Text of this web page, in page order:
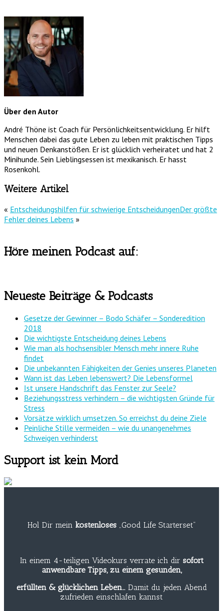
Über den Autor
André Thöne ist Coach für Persönlichkeitsentwicklung. Er hilft
Menschen dabei das gute Leben zu leben mit praktischen Tipps
und neuen Denkanstößen. Er ist glücklich verheiratet und hat 2
Minihunde. Sein Lieblingsessen ist mexikanisch. Er hasst
Rosenkohl.
Weitere Artikel
« Entscheidungshilfen für schwierige EntscheidungenDer größte
Fehler deines Lebens »
Höre meinen Podcast auf:
Neueste Beiträge & Podcasts
Gesetze der Gewinner – Bodo Schäfer – Sonderedition
2018
Die wichtigste Entscheidung deines Lebens
Wie man als hochsensibler Mensch mehr innere Ruhe
findet
Die unbekannten Fähigkeiten der Genies unseres Planeten
Wann ist das Leben lebenswert? Die Lebensformel
Ist unsere Handschrift das Fenster zur Seele?
Beziehungsstress verhindern – die wichtigsten Gründe für
Stress
Vorsätze wirklich umsetzen. So erreichst du deine Ziele
Peinliche Stille vermeiden – wie du unangenehmes
Schweigen verhinderst
Support ist kein Mord
Hol Dir mein kostenloses „Good Life Starterset“
In einem 4-teiligen Videokurs verrate ich dir sofort
anwendbare Tipps, zu einem gesunden,
erfüllten & glücklichen Leben…Damit du jeden Abend
zufrieden einschlafen kannst